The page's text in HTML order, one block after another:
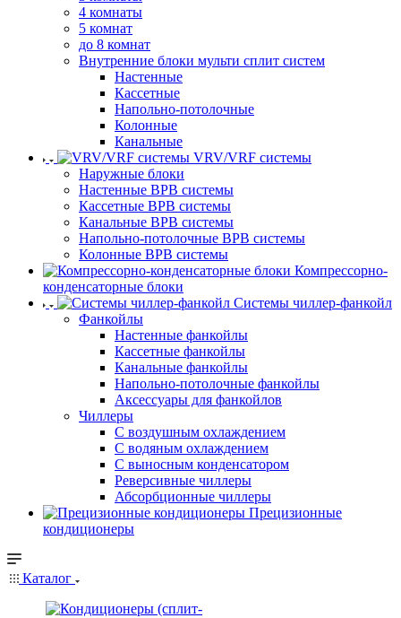
4 комнаты
5 комнат
до 8 комнат
Внутренние блоки мульти сплит систем
Настенные
Кассетные
Напольно-потолочные
Колонные
Канальные
VRV/VRF системы
Наружные блоки
Настенные ВРВ системы
Кассетные ВРВ системы
Канальные ВРВ системы
Напольно-потолочные ВРВ системы
Колонные ВРВ системы
Компрессорно-
конденсаторные блоки
Системы чиллер-фанкойл
Фанкойлы
Настенные фанкойлы
Кассетные фанкойлы
Канальные фанкойлы
Напольно-потолочные фанкойлы
Аксессуары для фанкойлов
Чиллеры
С воздушным охлаждением
С водяным охлаждением
С выносным конденсатором
Реверсивные чиллеры
Абсорбционные чиллеры
Прецизионные
кондиционеры
Каталог